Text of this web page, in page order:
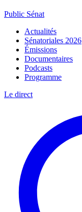
Public Sénat
Actualités
Sénatoriales 2026
Émissions
Documentaires
Podcasts
Programme
Le direct